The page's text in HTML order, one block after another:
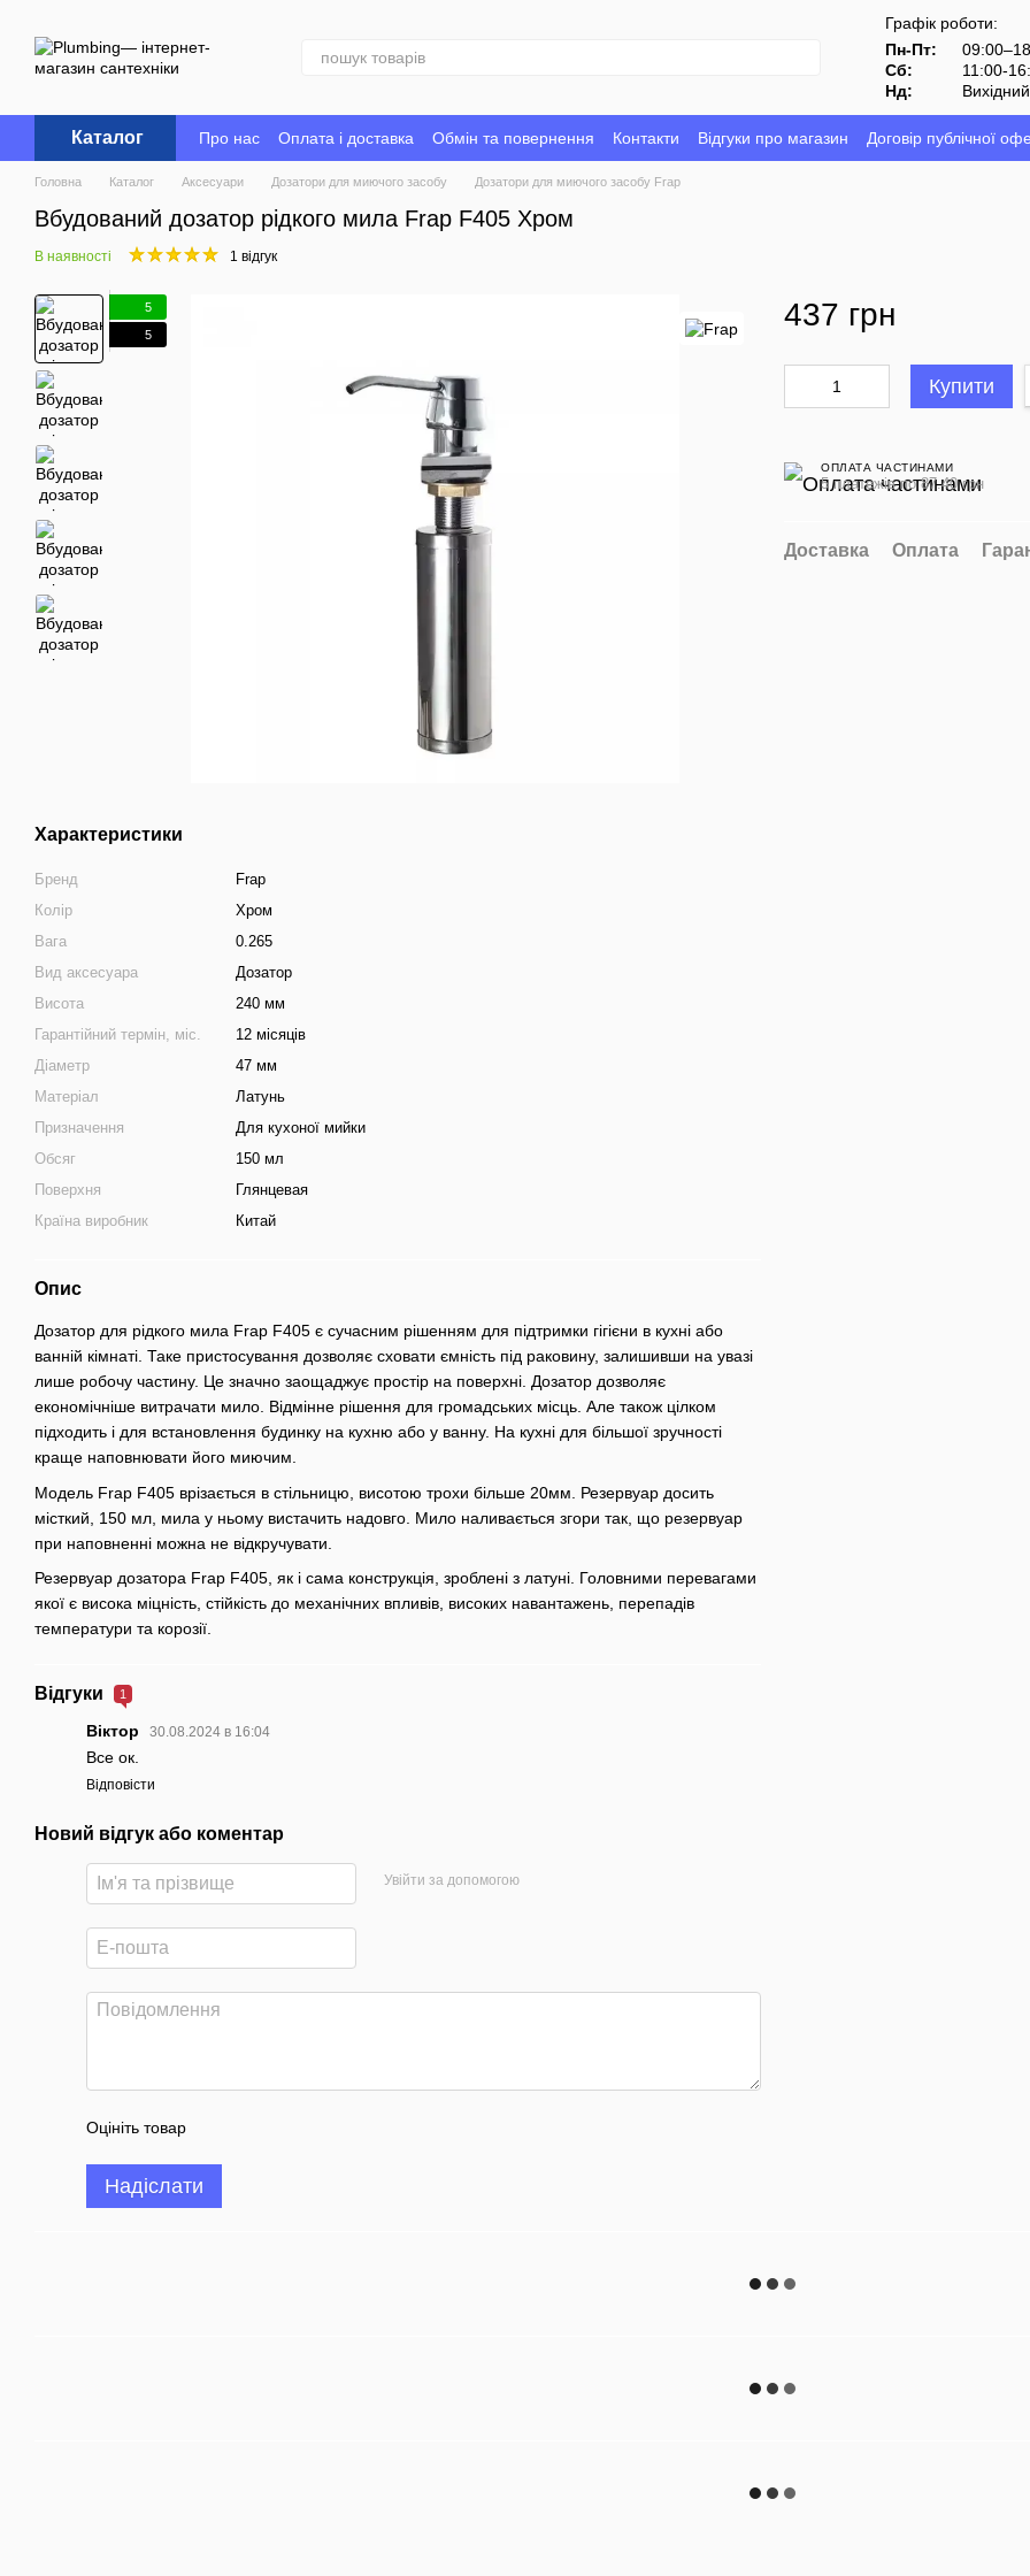
Графік роботи:
Пн-Пт:
Сб:
11:00-
Нд:
Вихідний
Каталог Про нас Оплата і доставка Обмін та повернення Контакти Відгуки про магазин Договір публічної
Головна Каталог Аксесуари Дозатори для миючого засобу Дозатори для миючого засобу Frap
Вбудований дозатор рідкого мила Frap F405 Хром
В наявності 1 відгук
5
5
Характеристики
Бренд
Frap
Колір
Хром
Вага
0.265
Вид аксесуара
Дозатор
Висота
240 мм
Гарантійний термін, міс.
12 місяців
Діаметр
47 мм
Матеріал
Латунь
Призначення
Для кухоної мийки
Обсяг
150 мл
Поверхня
Глянцевая
Країна виробник
Китай
Опис
Дозатор для рідкого мила Frap F405 є сучасним рішенням для підтримки гігієни в кухні або
ванній кімнаті. Таке пристосування дозволяє сховати ємність під раковину, залишивши на увазі
лише робочу частину. Це значно заощаджує простір на поверхні. Дозатор дозволяє
економічніше витрачати мило. Відмінне рішення для громадських місць. Але також цілком
підходить і для встановлення будинку на кухню або у ванну. На кухні для більшої зручності
краще наповнювати його миючим.
Модель Frap F405 врізається в стільницю, висотою трохи більше 20мм. Резервуар досить
місткий, 150 мл, мила у ньому вистачить надовго. Мило наливається згори так, що резервуар
при наповненні можна не відкручувати.
Резервуар дозатора Frap F405, як і сама конструкція, зроблені з латуні. Головними перевагами
якої є висока міцність, стійкість до механічних впливів, високих навантажень, перепадів
температури та корозії.
Відгуки 1
Віктор 30.08.2024 в 16:04
Все ок.
Відповісти
Новий відгук або коментар
Увійти за допомогою
Оцініть товар
Надіслати
437 грн
Купити
ОПЛАТА ЧАСТИНАМИ
5 платежів по 87.40 грн
Доставка Оплата